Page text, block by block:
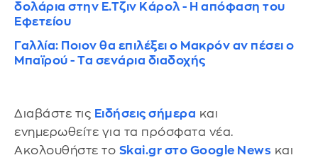
δολάρια στην Ε.Τζιν Κάρολ - Η απόφαση του
Εφετείου
Γαλλία: Ποιον θα επιλέξει ο Μακρόν αν πέσει ο
Μπαϊρού - Τα σενάρια διαδοχής
Διαβάστε τις Ειδήσεις σήμερα και
ενημερωθείτε για τα πρόσφατα νέα.
Ακολουθήστε το Skai.gr στο Google News και